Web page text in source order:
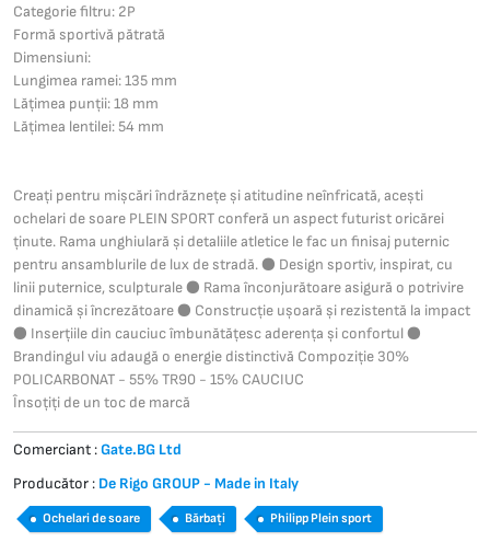
Categorie filtru: 2P
Formă sportivă pătrată
Dimensiuni:
Lungimea ramei: 135 mm
Lățimea punții: 18 mm
Lățimea lentilei: 54 mm
Creați pentru mișcări îndrăznețe și atitudine neînfricată, acești
ochelari de soare PLEIN SPORT conferă un aspect futurist oricărei
ținute. Rama unghiulară și detaliile atletice le fac un finisaj puternic
pentru ansamblurile de lux de stradă. ● Design sportiv, inspirat, cu
linii puternice, sculpturale ● Rama înconjurătoare asigură o potrivire
dinamică și încrezătoare ● Construcție ușoară și rezistentă la impact
● Inserțiile din cauciuc îmbunătățesc aderența și confortul ●
Brandingul viu adaugă o energie distinctivă Compoziție 30%
POLICARBONAT - 55% TR90 - 15% CAUCIUC
Însoțiți de un toc de marcă
Comerciant :Gate.BG Ltd
Producător : De Rigo GROUP - Made in Italy
Ochelari de soare Bărbați Philipp Plein sport